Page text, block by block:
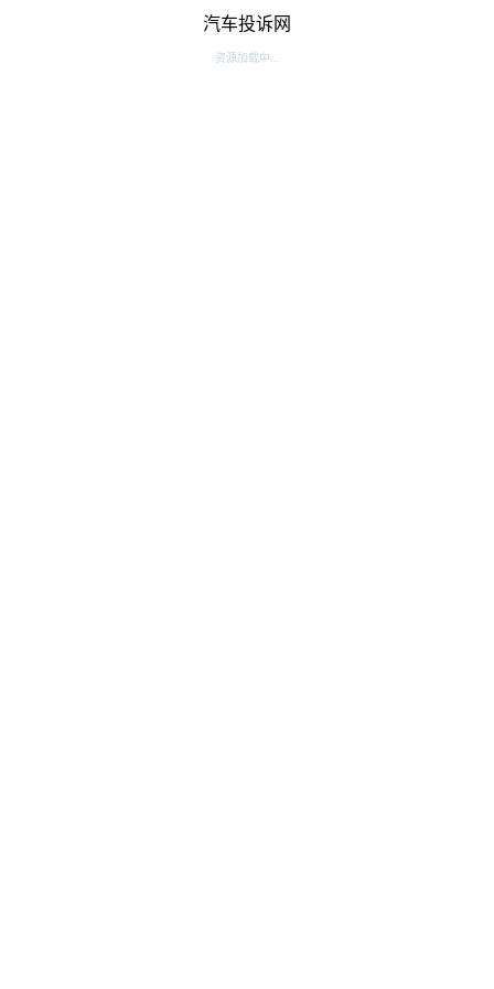
汽车投诉网
资源加载中...